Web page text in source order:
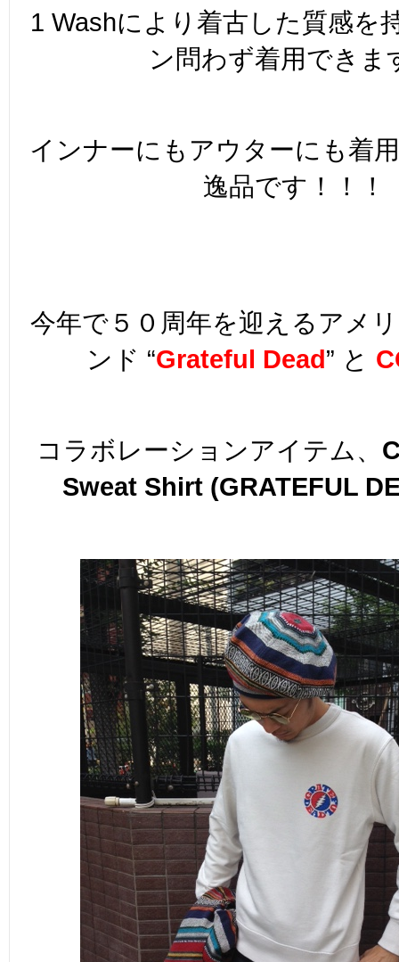
1 Washにより着古した質感を
ン問わず着用できま
インナーにもアウターにも着
逸品です！！！
今年で５０周年を迎えるアメ
ンド “Grateful Dead” と
コラボレーションアイテム、
Sweat Shirt (GRATEFUL